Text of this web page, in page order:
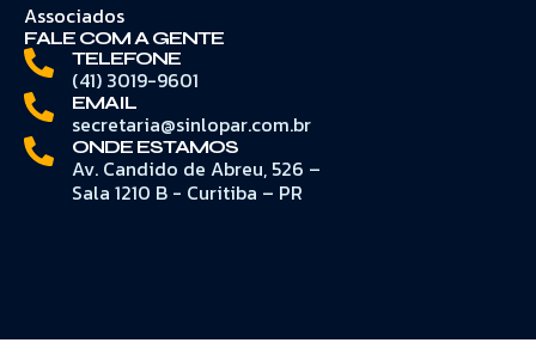
Associados
FALE COM A GENTE
TELEFONE
(41) 3019-9601
EMAIL
secretaria@sinlopar.com.br
ONDE ESTAMOS
Av. Candido de Abreu, 526 –
Sala 1210 B - Curitiba – PR